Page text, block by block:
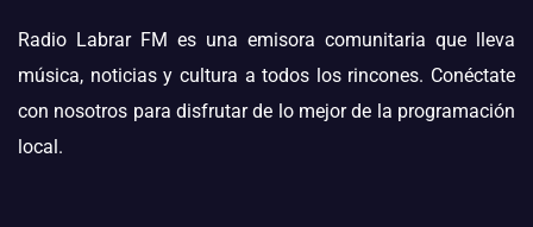
Radio Labrar FM es una emisora comunitaria que lleva
música, noticias y cultura a todos los rincones. Conéctate
con nosotros para disfrutar de lo mejor de la programación
local.